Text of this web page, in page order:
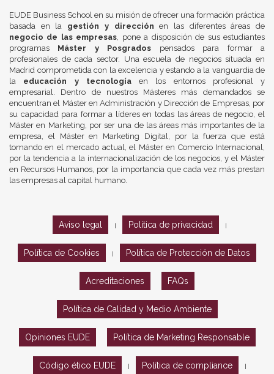
EUDE Business School en su misión de ofrecer una formación práctica
basada en la gestión y dirección en las diferentes áreas de
negocio de las empresas, pone a disposición de sus estudiantes
programas Máster y Posgrados pensados para formar a
profesionales de cada sector. Una escuela de negocios situada en
Madrid comprometida con la excelencia y estando a la vanguardia de
la educación y tecnologíaen los entornos profesional y
empresarial. Dentro de nuestros Másteres más demandados se
encuentran el Máster en Administración y Dirección de Empresas, por
su capacidad para formar a líderes en todas las áreas de negocio, el
Máster en Marketing, por ser una de las áreas más importantes de la
empresa, el Máster en Marketing Digital, por la fuerza que está
tomando en el mercado actual, el Máster en Comercio Internacional,
por la tendencia a la internacionalización de los negocios, y el Máster
en Recursos Humanos, por la importancia que cada vez más prestan
las empresas al capital humano.
Aviso legal Política de privacidad
Política de Cookies Política de Protección de Datos
Acreditaciones FAQs
Política de Calidad y Medio Ambiente
Opiniones EUDE Política de Marketing Responsable
Código ético EUDE Política de compliance